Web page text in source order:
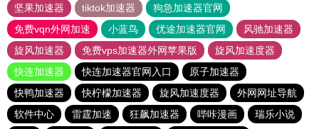
坚果加速器
tiktok加速器
狗急加速器官网
免费vqn外网加速
小蓝鸟 优途加速器官网
风驰加速器
旋风加速器
免费vps加速器外网苹果版
旋风加速度器
快连加速器
快连加速器官网入口
原子加速器
快鸭加速器
快柠檬加速器 旋风加速度器
外网网址导航
软件中心
雷霆加速 狂飙加速器 哔咔漫画
瑞乐小说